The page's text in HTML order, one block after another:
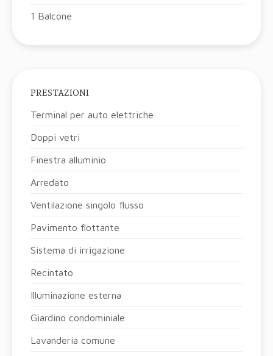
1 Balcone
PRESTAZIONI
Terminal per auto elettriche
Doppi vetri
Finestra alluminio
Arredato
Ventilazione singolo flusso
Pavimento flottante
Sistema di irrigazione
Recintato
Illuminazione esterna
Giardino condominiale
Lavanderia comune